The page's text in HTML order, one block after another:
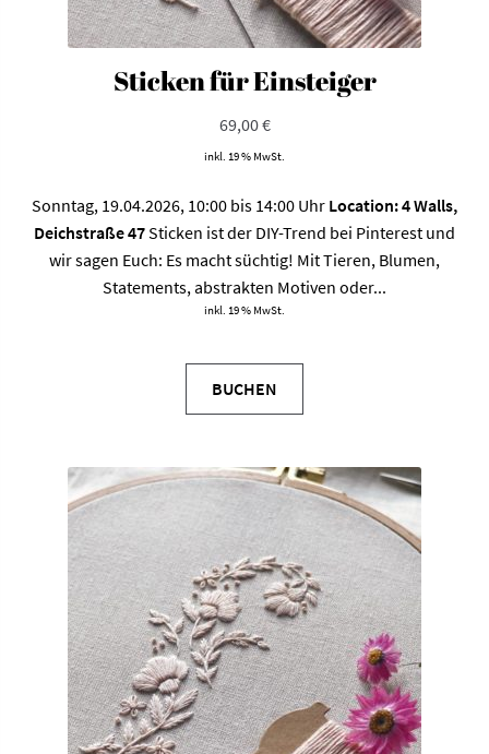
Sticken für Einsteiger
69,00€
inkl. 19 % MwSt.
Sonntag, 19.04.2026, 10:00 bis 14:00 Uhr Location: 4 Walls,
Deichstraße 47Sticken ist der DIY-Trend bei Pinterest und
wir sagen Euch: Es macht süchtig! Mit Tieren, Blumen,
Statements, abstrakten Motiven oder...
inkl. 19 % MwSt.
BUCHEN